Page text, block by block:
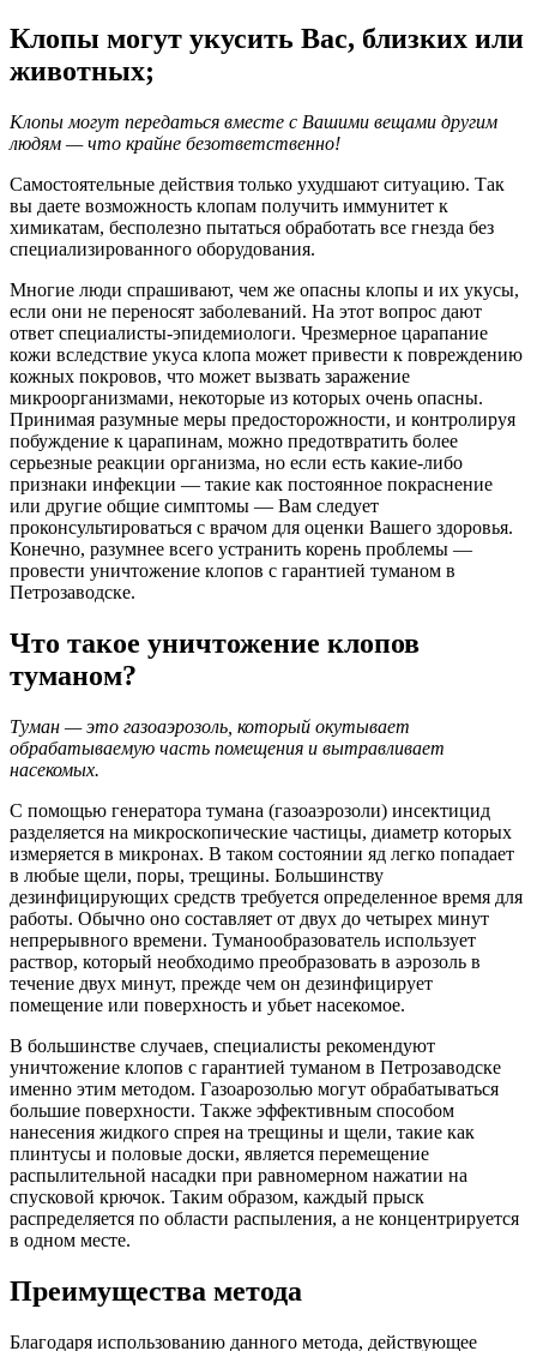
Клопы могут укусить Вас, близких или
животных;
Клопы могут передаться вместе с Вашими вещами другим
людям — что крайне безответственно!
Самостоятельные действия только ухудшают ситуацию. Так
вы даете возможность клопам получить иммунитет к
химикатам, бесполезно пытаться обработать все гнезда без
специализированного оборудования.
Многие люди спрашивают, чем же опасны клопы и их укусы,
если они не переносят заболеваний. На этот вопрос дают
ответ специалисты-эпидемиологи. Чрезмерное царапание
кожи вследствие укуса клопа может привести к повреждению
кожных покровов, что может вызвать заражение
микроорганизмами, некоторые из которых очень опасны.
Принимая разумные меры предосторожности, и контролируя
побуждение к царапинам, можно предотвратить более
серьезные реакции организма, но если есть какие-либо
признаки инфекции — такие как постоянное покраснение
или другие общие симптомы — Вам следует
проконсультироваться с врачом для оценки Вашего здоровья.
Конечно, разумнее всего устранить корень проблемы —
провести уничтожение клопов с гарантией туманом в
Петрозаводске.
Что такое уничтожение клопов
туманом?
Туман — это газоаэрозоль, который окутывает
обрабатываемую часть помещения и вытравливает
насекомых.
С помощью генератора тумана (газоаэрозоли) инсектицид
разделяется на микроскопические частицы, диаметр которых
измеряется в микронах. В таком состоянии яд легко попадает
в любые щели, поры, трещины. Большинству
дезинфицирующих средств требуется определенное время для
работы. Обычно оно составляет от двух до четырех минут
непрерывного времени. Туманообразователь использует
раствор, который необходимо преобразовать в аэрозоль в
течение двух минут, прежде чем он дезинфицирует
помещение или поверхность и убьет насекомое.
В большинстве случаев, специалисты рекомендуют
уничтожение клопов с гарантией туманом в Петрозаводске
именно этим методом. Газоарозолью могут обрабатываться
большие поверхности. Также эффективным способом
нанесения жидкого спрея на трещины и щели, такие как
плинтусы и половые доски, является перемещение
распылительной насадки при равномерном нажатии на
спусковой крючок. Таким образом, каждый прыск
распределяется по области распыления, а не концентрируется
в одном месте.
Преимущества метода
Благодаря использованию данного метода, действующее